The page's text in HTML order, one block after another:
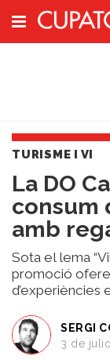
Cerca
Vins
Naturals
Actualitat
Líders
del
canvi
Impacte
Sostenibilitat
Tendències
TURISME I VI
La DO
consum
amb
Sota el lema
promoció
d’experiències
SERGI
3 de